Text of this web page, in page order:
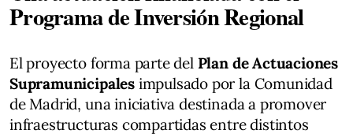
Programa de Inversión Regional
El proyecto forma parte del Plan de Actuaciones
Supramunicipalesimpulsado por la Comunidad
de Madrid, una iniciativa destinada a promover
infraestructuras compartidas entre distintos